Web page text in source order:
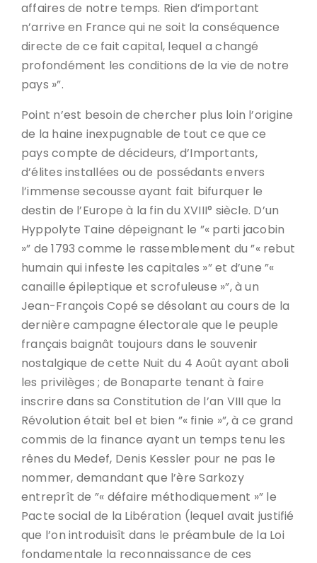
affaires de notre temps. Rien d’important
n’arrive en France qui ne soit la conséquence
directe de ce fait capital, lequel a changé
profondément les conditions de la vie de notre
pays »”.
Point n’est besoin de chercher plus loin l’origine
de la haine inexpugnable de tout ce que ce
pays compte de décideurs, d’Importants,
d’élites installées ou de possédants envers
l’immense secousse ayant fait bifurquer le
destin de l’Europe à la fin du XVIII° siècle. D’un
Hyppolyte Taine dépeignant le ”« parti jacobin
»” de 1793 comme le rassemblement du ”« rebut
humain qui infeste les capitales »” et d’une ”«
canaille épileptique et scrofuleuse »”, à un
Jean-François Copé se désolant au cours de la
dernière campagne électorale que le peuple
français baignât toujours dans le souvenir
nostalgique de cette Nuit du 4 Août ayant aboli
les privilèges ; de Bonaparte tenant à faire
inscrire dans sa Constitution de l’an VIII que la
Révolution était bel et bien ”« finie »”, à ce grand
commis de la finance ayant un temps tenu les
rênes du Medef, Denis Kessler pour ne pas le
nommer, demandant que l’ère Sarkozy
entreprît de ”« défaire méthodiquement »” le
Pacte social de la Libération (lequel avait justifié
que l’on introduisît dans le préambule de la Loi
fondamentale la reconnaissance de ces